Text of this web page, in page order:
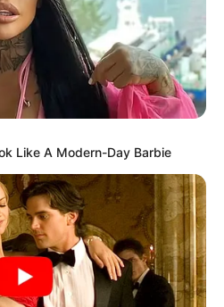
in der Dübener
8-stöckigen Turm eine
Informationen unterww
- Die Ruine des 1945 zerstörten
Prunk der Residenz
Zerbst noch erahnen.
www.schloss-zerbst.de.
Köthen, einigen
Bauwerken und mehreren
erbauten Gebäuden im Stil des
weitgehend von den
verschonte
Like A Modern-Day Barbie